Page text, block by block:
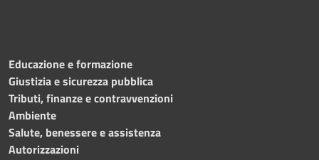
Educazione e formazione
Giustizia e sicurezza pubblica
Tributi, finanze e contravvenzioni
Ambiente
Salute, benessere e assistenza
Autorizzazioni